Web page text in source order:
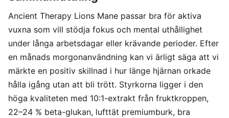
Ancient Therapy Lions Mane passar bra för aktiva
vuxna som vill stödja fokus och mental uthållighet
under långa arbetsdagar eller krävande perioder. Efter
en månads morgonanvändning kan vi ärligt säga att vi
märkte en positiv skillnad i hur länge hjärnan orkade
hålla igång utan att bli trött. Styrkorna ligger i den
höga kvaliteten med 10:1-extrakt från fruktkroppen,
22–24 % beta-glukan, lufttät premiumburk, bra